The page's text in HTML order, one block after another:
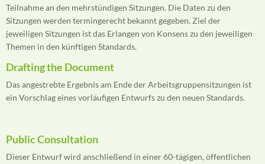
Teilnahme an den mehrstündigen Sitzungen. Die Daten zu den
Sitzungen werden termingerecht bekannt gegeben. Ziel der
jeweiligen Sitzungen ist das Erlangen von Konsens zu den jeweiligen
Themen in den künftigen Standards.
Drafting the Document
Das angestrebte Ergebnis am Ende der Arbeitsgruppensitzungen ist
ein Vorschlag eines vorläufigen Entwurfs zu den neuen Standards.
Public Consultation
Dieser Entwurf wird anschließend in einer 60-tägigen, öffentlichen